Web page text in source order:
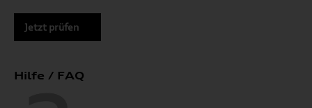
Jetzt prüfen
Hilfe / FAQ